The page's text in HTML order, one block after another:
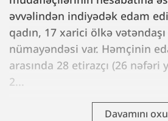
əvvəlindən indiyədək edam
qadın, 17 xarici ölkə
nümayəndəsi var. Həmçinin
arasında 28 etirazçı (26 nəfəri
2...
Davamını oxu